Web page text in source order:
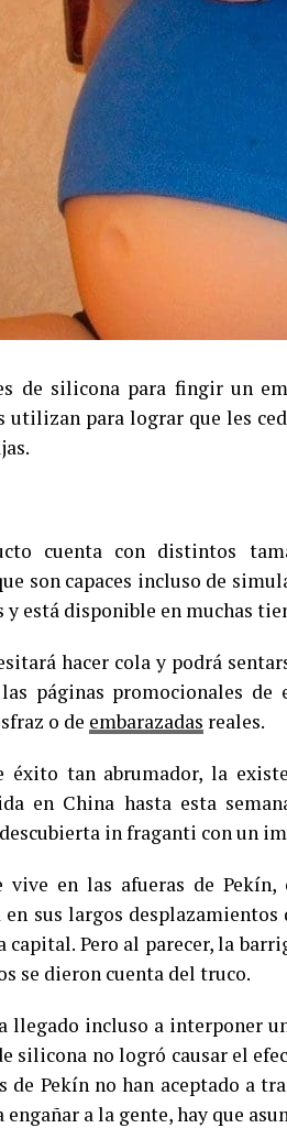
de silicona para fingir un
utilizan para lograr que les
cuenta con distintos
son capaces incluso de
está disponible en muchas
hacer cola y podrá
páginas promocionales
o de embarazadas reales.
éxito tan abrumador, la
en China hasta esta
in fraganti con un
vive en las afueras de
en sus largos
capital. Pero al parecer, la
se dieron cuenta del truco.
llegado incluso a interponer
silicona no logró causar el
de Pekín no han aceptado a
a la gente, hay que